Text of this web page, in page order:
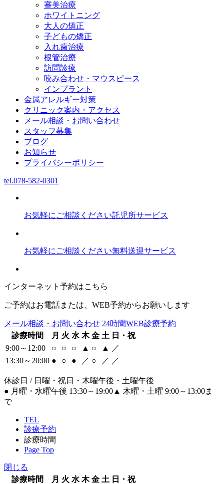
審美治療
ホワイトニング
大人の矯正
子どもの矯正
入れ歯治療
根管治療
訪問診療
咬み合わせ・マウスピース
インプラント
金属アレルギー対策
クリニック案内・アクセス
メール相談・お問い合わせ
スタッフ募集
ブログ
お知らせ
プライバシーポリシー
tel.078-582-0301
お気軽にご相談ください託児所サービス
お気軽にご相談ください無料送迎サービス
インターネット予約はこちら
ご予約はお電話または、WEB予約からお願いします
メール相談・お問い合わせ 24時間WEB診療予約
診療時間
月 火 水 木 金 土 日・祝
9:00～12:00
○ ○ ○ ▲ ○ ▲
／
13:30～20:00 ● ○ ● ／ ○ ／ ／
休診日 / 日曜・祝日・木曜午後・土曜午後
● 月曜・水曜午後 13:30～19:00 ▲ 木曜・土曜 9:00～13:00ま
で
TEL
診療予約
診療時間
Page Top
閉じる
診療時間
月 火 水 木 金 土 日・祝